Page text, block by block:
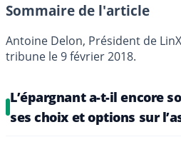
Sommaire de l'article
Antoine Delon, Président de
tribune le 9 février 2018.
L’épargnant a-t-il encore
ses choix et options sur